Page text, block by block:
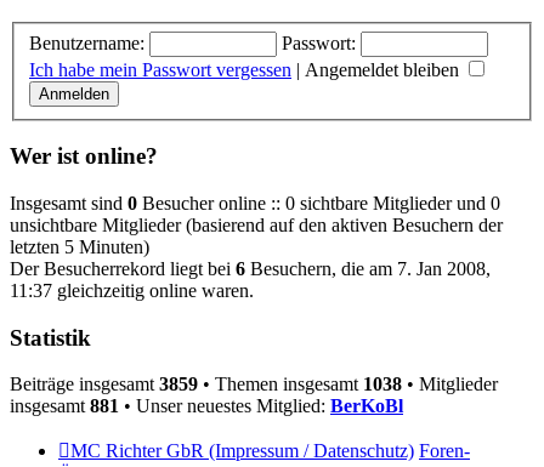
Benutzername:
Passwort:
Ich habe mein Passwort vergessen | Angemeldet bleiben
Wer ist online?
Insgesamt sind 0 Besucher online :: 0 sichtbare Mitglieder und 0
unsichtbare Mitglieder (basierend auf den aktiven Besuchern der
letzten 5 Minuten)
Der Besucherrekord liegt bei 6 Besuchern, die am 7. Jan 2008,
11:37 gleichzeitig online waren.
Statistik
Beiträge insgesamt 3859 • Themen insgesamt 1038 • Mitglieder
insgesamt 881 • Unser neuestes Mitglied: BerKoBl
MC Richter GbR (Impressum / Datenschutz) Foren-